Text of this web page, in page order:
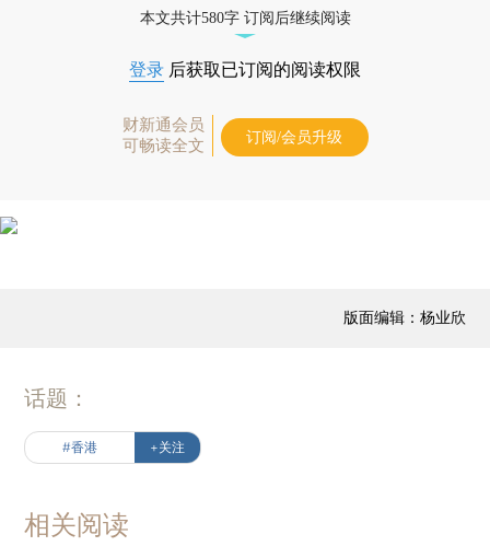
本文共计580字 订阅后继续阅读
登录 后获取已订阅的阅读权限
财新通会员
可畅读全文
订阅/会员升级
版面编辑：杨业欣
话题：
#香港 +关注
相关阅读